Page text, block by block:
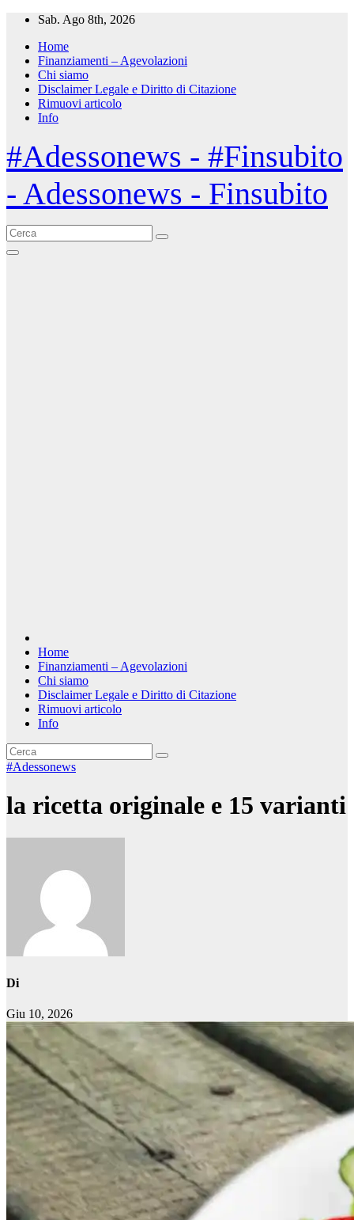
Salta
contenuto
Sab. Ago 8th, 2026
Home
Finanziamenti – Agevolazioni
Chi siamo
Disclaimer Legale e Diritto di Citazione
Rimuovi articolo
Info
#Adessonews - #Finsubito
- Adessonews - Finsubito
Home
Finanziamenti – Agevolazioni
Chi siamo
Disclaimer Legale e Diritto di Citazione
Rimuovi articolo
Info
#Adessonews
la ricetta originale e 15 varianti
Di
Giu 10, 2026